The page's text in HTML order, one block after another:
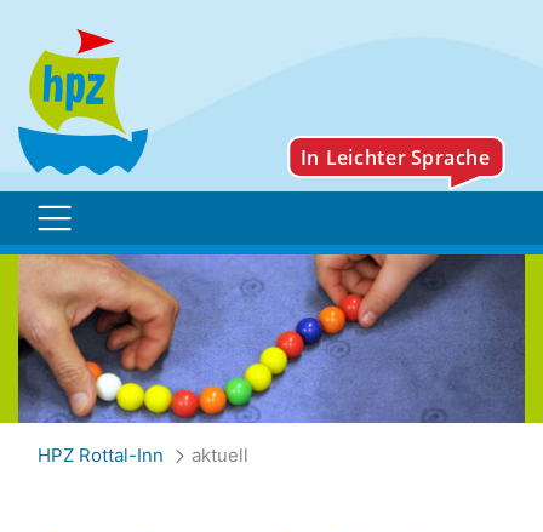
aktuell
HPZ Rottal-Inn aktuell